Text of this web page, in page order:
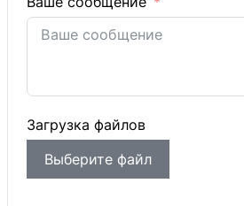
Загрузка файлов
Выберите файл